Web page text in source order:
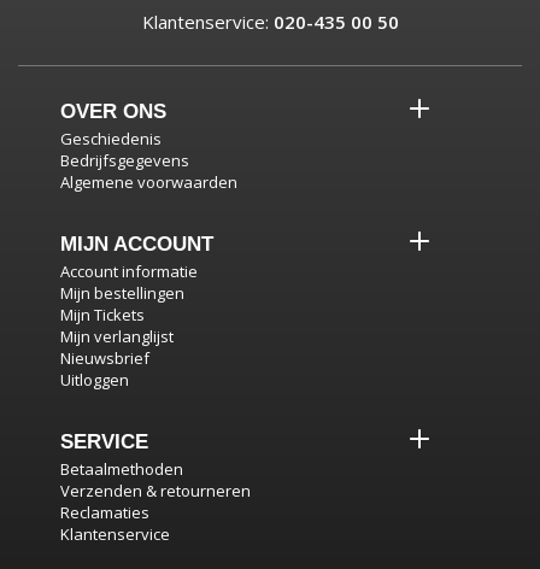
Klantenservice: 020-435 00 50
OVER ONS
Geschiedenis
Bedrijfsgegevens
Algemene voorwaarden
MIJN ACCOUNT
Account informatie
Mijn bestellingen
Mijn Tickets
Mijn verlanglijst
Nieuwsbrief
Uitloggen
SERVICE
Betaalmethoden
Verzenden & retourneren
Reclamaties
Klantenservice